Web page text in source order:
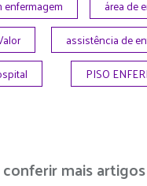
enfermagem
área de
assistência de
PISO
mais